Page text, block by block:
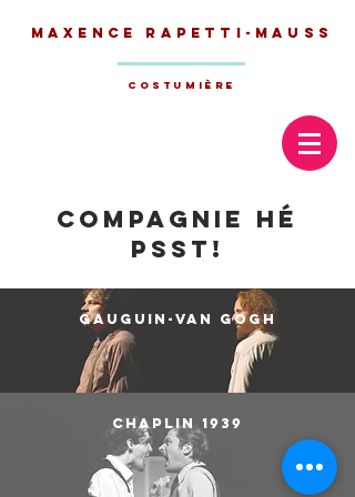
Maxence Rapetti-Mauss
Costumière
COmpagnie Hé
Psst!
Gauguin-Van Gogh
Chaplin 1939